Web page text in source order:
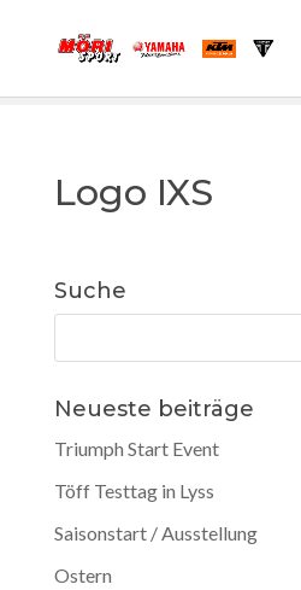
Logo IXS
Suche
Neueste beiträge
Triumph Start Event
Töff Testtag in Lyss
Saisonstart / Ausstellung
Ostern